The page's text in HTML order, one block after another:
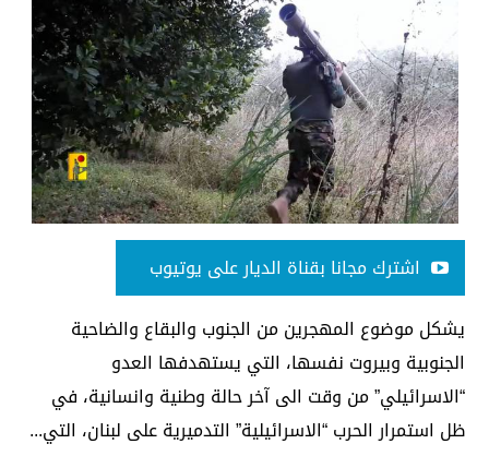
اشترك مجانا بقناة الديار على يوتيوب
يشكل موضوع المهجرين من الجنوب والبقاع والضاحية
الجنوبية وبيروت نفسها، التي يستهدفها العدو
“الاسرائيلي” من وقت الى آخر حالة وطنية وانسانية، في
ظل استمرار الحرب “الاسرائيلية” التدميرية على لبنان، التي...